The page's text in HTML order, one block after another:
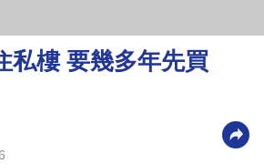
私樓 要幾多年先買